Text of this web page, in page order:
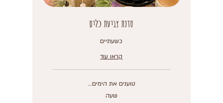
סדנת צביעת כלים
כשעתיים
קראו עוד
טוענים את הימים...
שעה